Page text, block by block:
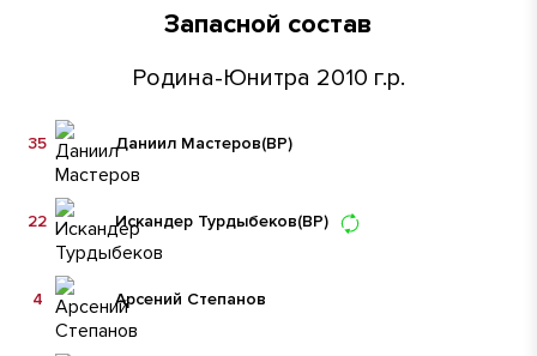
Запасной состав
Родина-Юнитра 2010 г.р.
Даниил Мастеров(ВР)
35
Искандер Турдыбеков(ВР)
22
Арсений Степанов
4